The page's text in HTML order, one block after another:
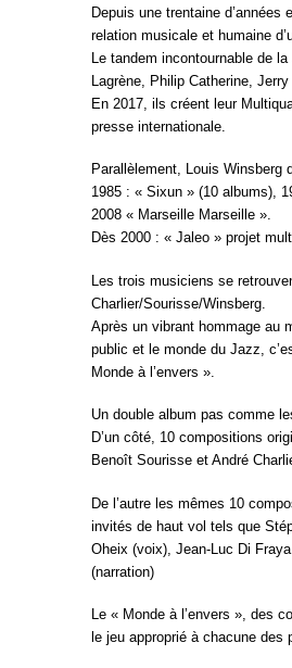
Depuis une trentaine
relation musicale et humaine
Le tandem incontournable de
Lagrène, Philip Catherine,
En 2017, ils créent leur
presse internationale.
Parallèlement, Louis Winsberg
1985 : « Sixun » (10 albums),
2008 « Marseille Marseille ».
Dès 2000 : « Jaleo » projet
Les trois musiciens se
Charlier/Sourisse/Winsberg.
Après un vibrant hommage au
public et le monde du Jazz,
Monde à l’envers ».
Un double album pas comme
D’un côté, 10 compositions
Benoît Sourisse et André
De l’autre les mêmes 10
invités de haut vol tels que
Oheix (voix), Jean-Luc Di
(narration)
Le « Monde à l’envers », des
le jeu approprié à chacune